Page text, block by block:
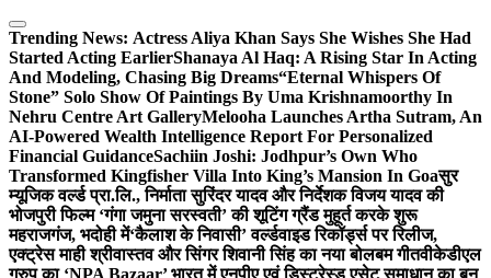
Skip
to
content
Trending News: Actress Aliya Khan Says She Wishes She Had
Started Acting EarlierShanaya Al Haq: A Rising Star In Acting
And Modeling, Chasing Big Dreams“Eternal Whispers Of
Stone” Solo Show Of Paintings By Uma Krishnamoorthy In
Nehru Centre Art GalleryMelooha Launches Artha Sutram, An
AI-Powered Wealth Intelligence Report For Personalized
Financial GuidanceSachiin Joshi: Jodhpur’s Own Who
Transformed Kingfisher Villa Into King’s Mansion In Goaसुर
म्यूजिक वर्ल्ड प्रा.लि., निर्माता सुरिंदर यादव और निर्देशक विजय यादव की
भोजपुरी फिल्म ‘गंगा जमुना सरस्वती’ की शूटिंग ग्रैंड मुहूर्त करके शुरू
महराजगंज, भदोही में‘कैलाश के निवासी’ वर्ल्डवाइड रिकॉर्ड्स पर रिलीज,
एक्ट्रेस माही श्रीवास्तव और सिंगर शिवानी सिंह का नया बोलबम गीतवीकेडीएल
ग्रुप का ‘NPA Bazaar’ भारत में एनपीए एवं डिस्ट्रेस्ड एसेट समाधान का बन